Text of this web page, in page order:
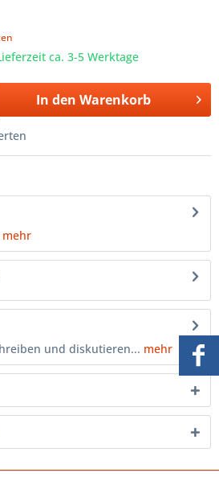
ca. 3-5 Werktage
In den Warenkorb
mehr
und diskutieren... mehr